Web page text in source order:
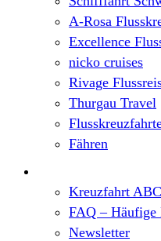
A-Rosa
Excellence
nicko cruises
Rivage
Thurgau Travel
Fähren
Kreuzfahrt ABC
FAQ – Häufige
Newsletter